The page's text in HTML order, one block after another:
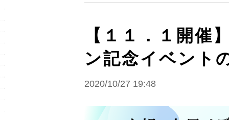
【１１．１開催
ン記念イベント
2020/10/27 19:48